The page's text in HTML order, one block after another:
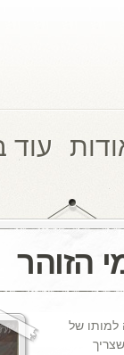
עוד
הזוהר
מלאו 28 שנה למותו של